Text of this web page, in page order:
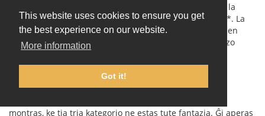
This website uses cookies to ensure you get
the best experience on our website.
More information
Got it!
La plej granda malfacilaĵo ne estus la formoj mem, sed la
bezono de interkonsento pri la preciza difino de **kik**. La
kategorioj "identiga" kaj "priskriba" estas bone konataj en
lingvistiko, sed la "miksita" aŭ "naracia" relativa subfrazo
estas malpli firme difinita. Tamen ĝuste via komenca
ekzemplo:
> Ni observis iun, kiu post minuto falis.
montras, ke tia tria kategorio ne estas tute fantazia. Ĝi aperas